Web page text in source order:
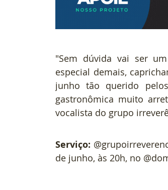
"Sem dúvida vai ser
especial demais,
junho tão querido
gastronômica muito
vocalista do grupo
Serviço:
de junho, às 20h, no